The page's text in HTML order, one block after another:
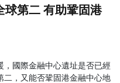
球第二 有助鞏固港
國際金融中心遺址是否已經
二，又能否鞏固港金融中心地